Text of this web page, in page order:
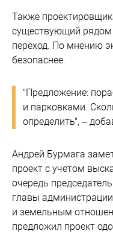
Также
существующий
переход. По мнению
безопаснее.
"Предложение:
и парковками.
определить", –
Андрей Бурмага
проект с учетом
очередь
главы
и земельным
предложил проект